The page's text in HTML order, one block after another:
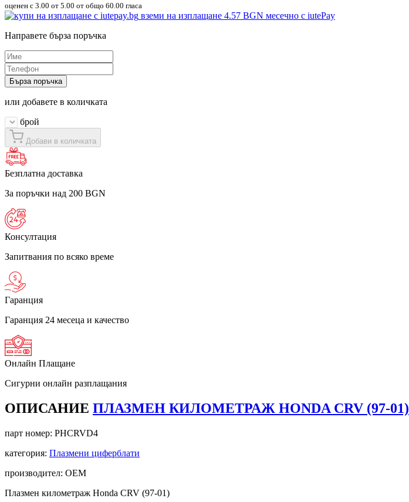
оценен с 3.00 от 5.00 от общо 60.00 гласа
вземи на изплащане 4.57 BGN месечно с iutePay
Направете бърза поръчка
Бърза поръчка
или добавете в количката
брой
Добави в количката
Безплатна доставка
За поръчки над 200 BGN
Консултация
Запитвания по всяко време
Гаранция
Гаранция 24 месеца и качество
Онлайн Плащане
Сигурни онлайн разплащания
ОПИСАНИЕ ПЛАЗМЕН КИЛОМЕТРАЖ HONDA CRV (97-01)
парт номер: PHCRVD4
категория: Плазмени циферблати
производител: OEM
Плазмен километраж Honda CRV (97-01)